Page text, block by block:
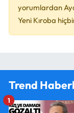
yorumlardan
Yeni Kıroba
Trend
1